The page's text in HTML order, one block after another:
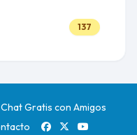
137
Gratis con Amigos